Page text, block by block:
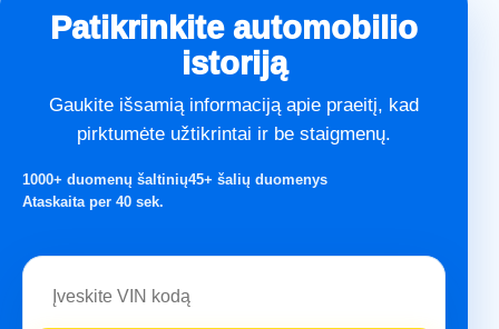
Patikrinkite automobilio
istoriją
Gaukite išsamią informaciją apie praeitį, kad
pirktumėte užtikrintai ir be staigmenų.
1000+ duomenų šaltinių45+ šalių duomenys
Ataskaita per 40 sek.